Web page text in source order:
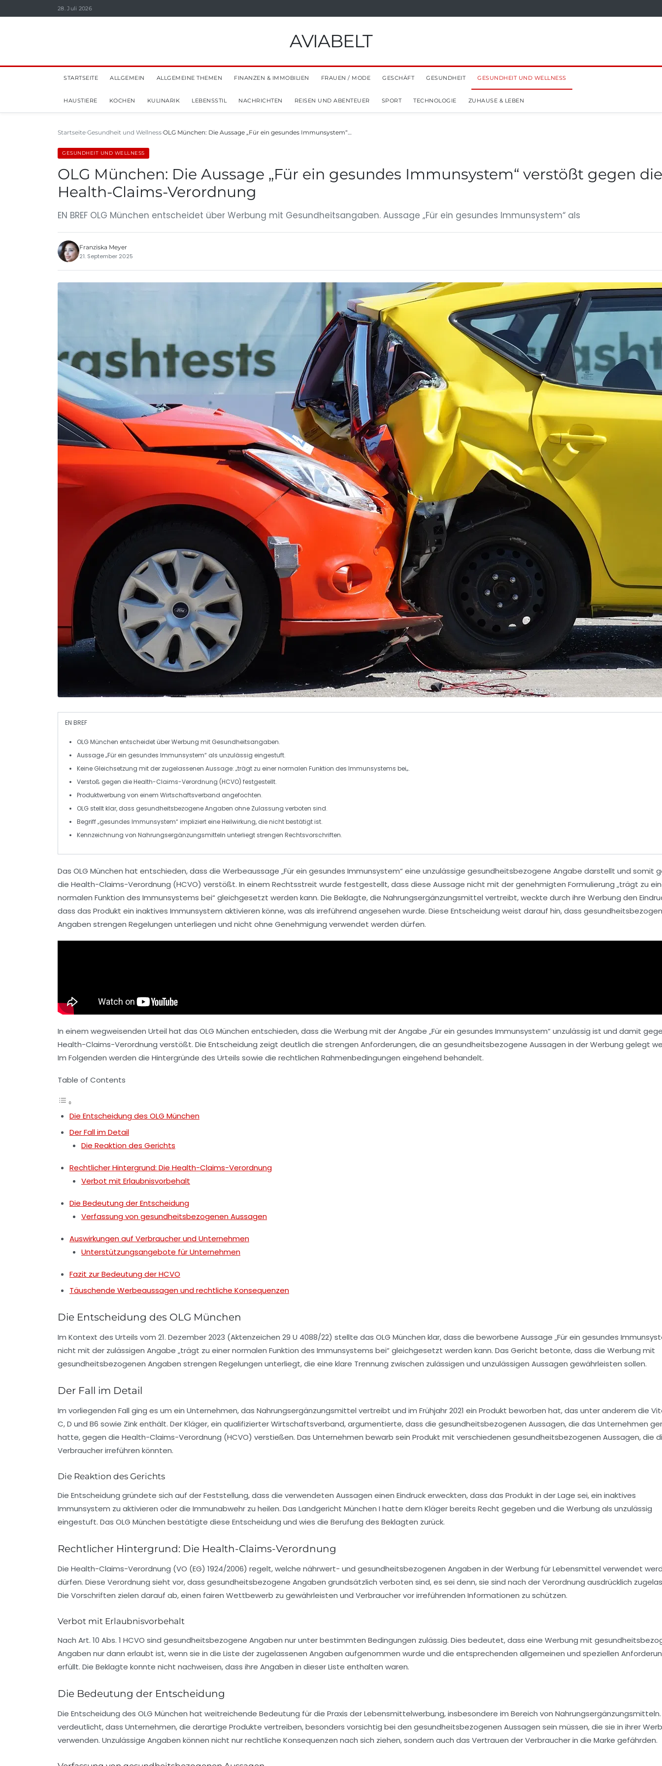
28. Juli 2026
AVIABELT
STARTSEITE ALLGEMEIN ALLGEMEINE THEMEN FINANZEN & IMMOBILIEN FRAUEN / MODE GESCHÄFT GESUNDHEIT GESUNDHEIT UND WELLNESS
HAUSTIERE KOCHEN KULINARIK LEBENSSTIL NACHRICHTEN REISEN UND ABENTEUER SPORT TECHNOLOGIE ZUHAUSE & LEBEN
Startseite Gesundheit und Wellness OLG München: Die Aussage „Für ein gesundes Immunsystem“…
GESUNDHEIT UND WELLNESS
OLG München: Die Aussage „Für ein gesundes Immunsystem“ verstößt gegen die
Health-Claims-Verordnung
EN BREF OLG München entscheidet über Werbung mit Gesundheitsangaben. Aussage „Für ein gesundes Immunsystem“ als
Franziska Meyer
21. September 2025
EN BREF
OLG München entscheidet überWerbung mit Gesundheitsangaben.
Aussage „Für ein gesundes Immunsystem“ als unzulässig eingestuft.
Keine Gleichsetzung mit der zugelassenen Aussage: „trägt zu einer normalen Funktion des Immunsystems bei„.
Verstoß gegen dieHealth-Claims-Verordnung (HCVO) festgestellt.
Produktwerbung von einem Wirtschaftsverband angefochten.
OLG stellt klar, dass gesundheitsbezogene Angaben ohne Zulassung verboten sind.
Begriff „gesundes Immunsystem“ impliziert eineHeilwirkung, die nicht bestätigt ist.
Kennzeichnung von Nahrungsergänzungsmitteln unterliegt strengen Rechtsvorschriften.
Das OLG München hat entschieden, dass die Werbeaussage „Für ein gesundes Immunsystem“ eine unzulässige gesundheitsbezogene Angabe darstellt und somit
die Health-Claims-Verordnung (HCVO) verstößt. In einem Rechtsstreit wurde festgestellt, dass diese Aussage nicht mit der genehmigten Formulierung „trägt zu
normalen Funktion des Immunsystems bei“ gleichgesetzt werden kann. Die Beklagte, die Nahrungsergänzungsmittel vertreibt, weckte durch ihre Werbung den
dass das Produkt ein inaktives Immunsystem aktivieren könne, was als irreführend angesehen wurde. Diese Entscheidung weist darauf hin, dass
Angaben strengen Regelungen unterliegen und nicht ohne Genehmigung verwendet werden dürfen.
In einem wegweisenden Urteil hat das OLG München entschieden, dass die Werbung mit der Angabe „Für ein gesundes Immunsystem“ unzulässig ist und damit
Health-Claims-Verordnung verstößt. Die Entscheidung zeigt deutlich die strengen Anforderungen, die an gesundheitsbezogene Aussagen in der Werbung gelegt
Im Folgenden werden die Hintergründe des Urteils sowie die rechtlichen Rahmenbedingungen eingehend behandelt.
Table of Contents
Die Entscheidung des OLG München
Der Fall im Detail
Die Reaktion des Gerichts
Rechtlicher Hintergrund: Die Health-Claims-Verordnung
Verbot mit Erlaubnisvorbehalt
Die Bedeutung der Entscheidung
Verfassung von gesundheitsbezogenen Aussagen
Auswirkungen auf Verbraucher und Unternehmen
Unterstützungsangebote für Unternehmen
Fazit zur Bedeutung der HCVO
Täuschende Werbeaussagen und rechtliche Konsequenzen
Die Entscheidung des OLG München
Im Kontext des Urteils vom 21. Dezember 2023 (Aktenzeichen 29 U 4088/22) stellte das OLG München klar, dass die beworbene Aussage „Für ein gesundes
nicht mit der zulässigen Angabe „trägt zu einer normalen Funktion des Immunsystems bei“ gleichgesetzt werden kann. Das Gericht betonte, dass die Werbung mit
gesundheitsbezogenen Angaben strengen Regelungen unterliegt, die eine klare Trennung zwischen zulässigen und unzulässigen Aussagen gewährleisten sollen.
Der Fall im Detail
Im vorliegenden Fall ging es um ein Unternehmen, das Nahrungsergänzungsmittel vertreibt und im Frühjahr 2021 ein Produkt beworben hat, das unter anderem die
C, D und B6 sowie Zink enthält. Der Kläger, ein qualifizierter Wirtschaftsverband, argumentierte, dass die gesundheitsbezogenen Aussagen, die das Unternehmen
hatte, gegen die Health-Claims-Verordnung (HCVO) verstießen. Das Unternehmen bewarb sein Produkt mit verschiedenen gesundheitsbezogenen Aussagen, die
Verbraucher irreführen könnten.
Die Reaktion des Gerichts
Die Entscheidung gründete sich auf der Feststellung, dass die verwendeten Aussagen einen Eindruck erweckten, dass das Produkt in der Lage sei, ein inaktives
Immunsystem zu aktivieren oder die Immunabwehr zu heilen. Das Landgericht München I hatte dem Kläger bereits Recht gegeben und die Werbung als unzulässig
eingestuft. Das OLG München bestätigte diese Entscheidung und wies die Berufung des Beklagten zurück.
Rechtlicher Hintergrund: Die Health-Claims-Verordnung
Die Health-Claims-Verordnung (VO (EG) 1924/2006) regelt, welche nährwert- und gesundheitsbezogenen Angaben in der Werbung für Lebensmittel verwendet
dürfen. Diese Verordnung sieht vor, dass gesundheitsbezogene Angaben grundsätzlich verboten sind, es sei denn, sie sind nach der Verordnung ausdrücklich
Die Vorschriften zielen darauf ab, einen fairen Wettbewerb zu gewährleisten und Verbraucher vor irreführenden Informationen zu schützen.
Verbot mit Erlaubnisvorbehalt
Nach Art. 10 Abs. 1 HCVO sind gesundheitsbezogene Angaben nur unter bestimmten Bedingungen zulässig. Dies bedeutet, dass eine Werbung mit
Angaben nur dann erlaubt ist, wenn sie in die Liste der zugelassenen Angaben aufgenommen wurde und die entsprechenden allgemeinen und speziellen
erfüllt. Die Beklagte konnte nicht nachweisen, dass ihre Angaben in dieser Liste enthalten waren.
Die Bedeutung der Entscheidung
Die Entscheidung des OLG München hat weitreichende Bedeutung für die Praxis der Lebensmittelwerbung, insbesondere im Bereich von Nahrungsergänzungsmitteln
verdeutlicht, dass Unternehmen, die derartige Produkte vertreiben, besonders vorsichtig bei den gesundheitsbezogenen Aussagen sein müssen, die sie in ihrer
verwenden. Unzulässige Angaben können nicht nur rechtliche Konsequenzen nach sich ziehen, sondern auch das Vertrauen der Verbraucher in die Marke gefährden.